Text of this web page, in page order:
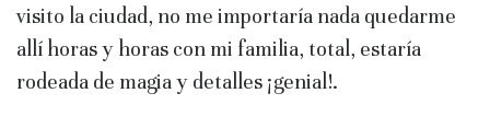
visito la ciudad, no me importaría nada quedarme
allí horas y horas con mi familia, total, estaría
rodeada de magia y detalles ¡genial!.